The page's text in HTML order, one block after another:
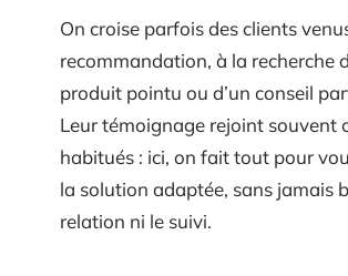
On croise parfois des clients
recommandation, à la recherche
produit pointu ou d’un conseil
Leur témoignage rejoint souvent
habitués : ici, on fait tout pour
la solution adaptée, sans jamais
relation ni le suivi.